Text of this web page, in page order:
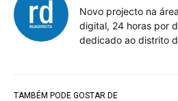
Novo projecto na
digital, 24 horas por
dedicado ao distrito
TAMBÉM PODE GOSTAR DE